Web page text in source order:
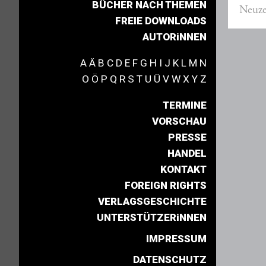
BÜCHER NACH THEMEN
FREIE DOWNLOADS
AUTORiNNEN
A Ä B C D E F G H I J K L M N
O Ö P Q R S T U Ü V W X Y Z
TERMINE
VORSCHAU
PRESSE
HANDEL
KONTAKT
FOREIGN RIGHTS
VERLAGSGESCHICHTE
UNTERSTÜTZERiNNEN
IMPRESSUM
DATENSCHUTZ